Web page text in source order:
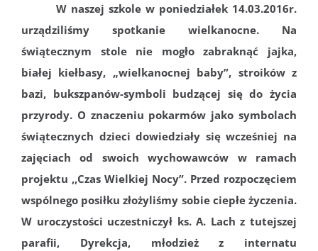
W naszej szkole w poniedziałek 14.03.2016r.
urządziliśmy spotkanie wielkanocne. Na
świątecznym stole nie mogło zabraknąć jajka,
białej kiełbasy, „wielkanocnej baby”, stroików z
bazi, bukszpanów-symboli budzącej się do życia
przyrody. O znaczeniu pokarmów jako symbolach
świątecznych dzieci dowiedziały się wcześniej na
zajęciach od swoich wychowawców w ramach
projektu ,,Czas Wielkiej Nocy”. Przed rozpoczęciem
wspólnego posiłku złożyliśmy sobie ciepłe życzenia.
W uroczystości uczestniczył ks. A. Lach z tutejszej
parafii, Dyrekcja, młodzież z internatu